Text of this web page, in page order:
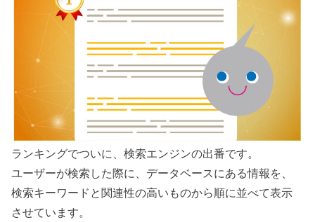
ランキングでついに、検索エンジンの出番です。
ユーザーが検索した際に、データベースにある情報を、
検索キーワードと関連性の高いものから順に並べて表示
させています。